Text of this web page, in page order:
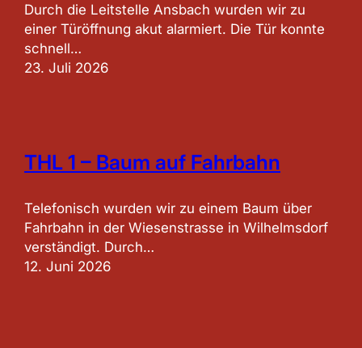
Durch die Leitstelle Ansbach wurden wir zu
einer Türöffnung akut alarmiert. Die Tür konnte
schnell…
23. Juli 2026
THL 1 – Baum auf Fahrbahn
Telefonisch wurden wir zu einem Baum über
Fahrbahn in der Wiesenstrasse in Wilhelmsdorf
verständigt. Durch…
12. Juni 2026